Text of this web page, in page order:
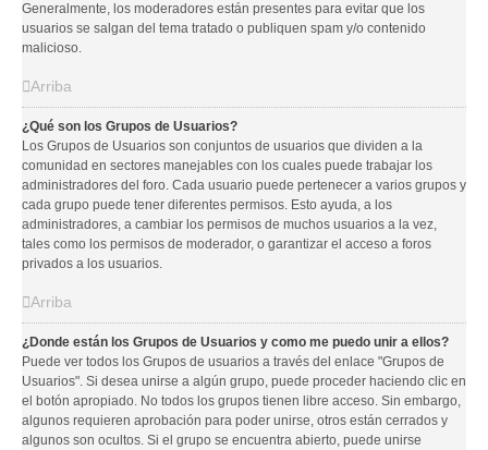
Generalmente, los moderadores están presentes para evitar que los
usuarios se salgan del tema tratado o publiquen spam y/o contenido
malicioso.
Arriba
¿Qué son los Grupos de Usuarios?
Los Grupos de Usuarios son conjuntos de usuarios que dividen a la
comunidad en sectores manejables con los cuales puede trabajar los
administradores del foro. Cada usuario puede pertenecer a varios grupos y
cada grupo puede tener diferentes permisos. Esto ayuda, a los
administradores, a cambiar los permisos de muchos usuarios a la vez,
tales como los permisos de moderador, o garantizar el acceso a foros
privados a los usuarios.
Arriba
¿Donde están los Grupos de Usuarios y como me puedo unir a ellos?
Puede ver todos los Grupos de usuarios a través del enlace "Grupos de
Usuarios". Si desea unirse a algún grupo, puede proceder haciendo clic en
el botón apropiado. No todos los grupos tienen libre acceso. Sin embargo,
algunos requieren aprobación para poder unirse, otros están cerrados y
algunos son ocultos. Si el grupo se encuentra abierto, puede unirse